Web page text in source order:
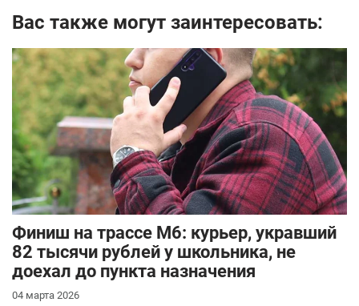
Вас также могут заинтересовать:
Финиш на трассе М6: курьер, укравший
82 тысячи рублей у школьника, не
доехал до пункта назначения
04 марта 2026